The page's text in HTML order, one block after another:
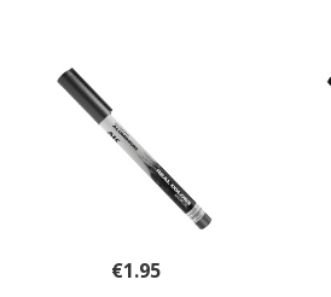
€1.95